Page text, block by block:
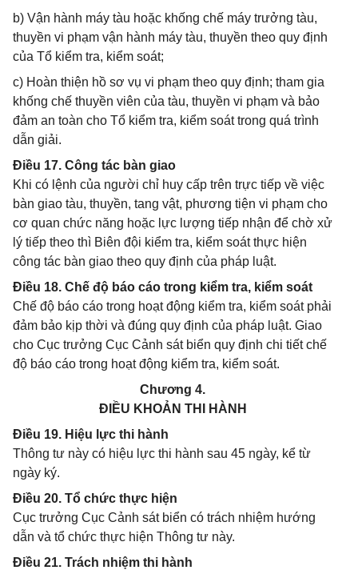
b) Vận hành máy tàu hoặc khống chế máy trưởng tàu,
thuyền vi phạm vận hành máy tàu, thuyền theo quy định
của Tổ kiểm tra, kiểm soát;
c) Hoàn thiện hồ sơ vụ vi phạm theo quy định; tham gia
khống chế thuyền viên của tàu, thuyền vi phạm và bảo
đảm an toàn cho Tổ kiểm tra, kiểm soát trong quá trình
dẫn giải.
Điều 17. Công tác bàn giao
Khi có lệnh của người chỉ huy cấp trên trực tiếp về việc
bàn giao tàu, thuyền, tang vật, phương tiện vi phạm cho
cơ quan chức năng hoặc lực lượng tiếp nhận để chờ xử
lý tiếp theo thì Biên đội kiểm tra, kiểm soát thực hiện
công tác bàn giao theo quy định của pháp luật.
Điều 18. Chế độ báo cáo trong kiểm tra, kiểm soát
Chế độ báo cáo trong hoạt động kiểm tra, kiểm soát phải
đảm bảo kịp thời và đúng quy định của pháp luật. Giao
cho Cục trưởng Cục Cảnh sát biển quy định chi tiết chế
độ báo cáo trong hoạt động kiểm tra, kiểm soát.
Chương 4.
ĐIỀU KHOẢN THI HÀNH
Điều 19. Hiệu lực thi hành
Thông tư này có hiệu lực thi hành sau 45 ngày, kể từ
ngày ký.
Điều 20. Tổ chức thực hiện
Cục trưởng Cục Cảnh sát biển có trách nhiệm hướng
dẫn và tổ chức thực hiện Thông tư này.
Điều 21. Trách nhiệm thi hành